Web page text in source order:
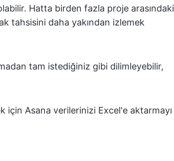
Hatta birden fazla proje arasındaki
tahsisini daha yakından izlemek
tam istediğiniz gibi dilimleyebilir,
için Asana verilerinizi Excel'e aktarmayı